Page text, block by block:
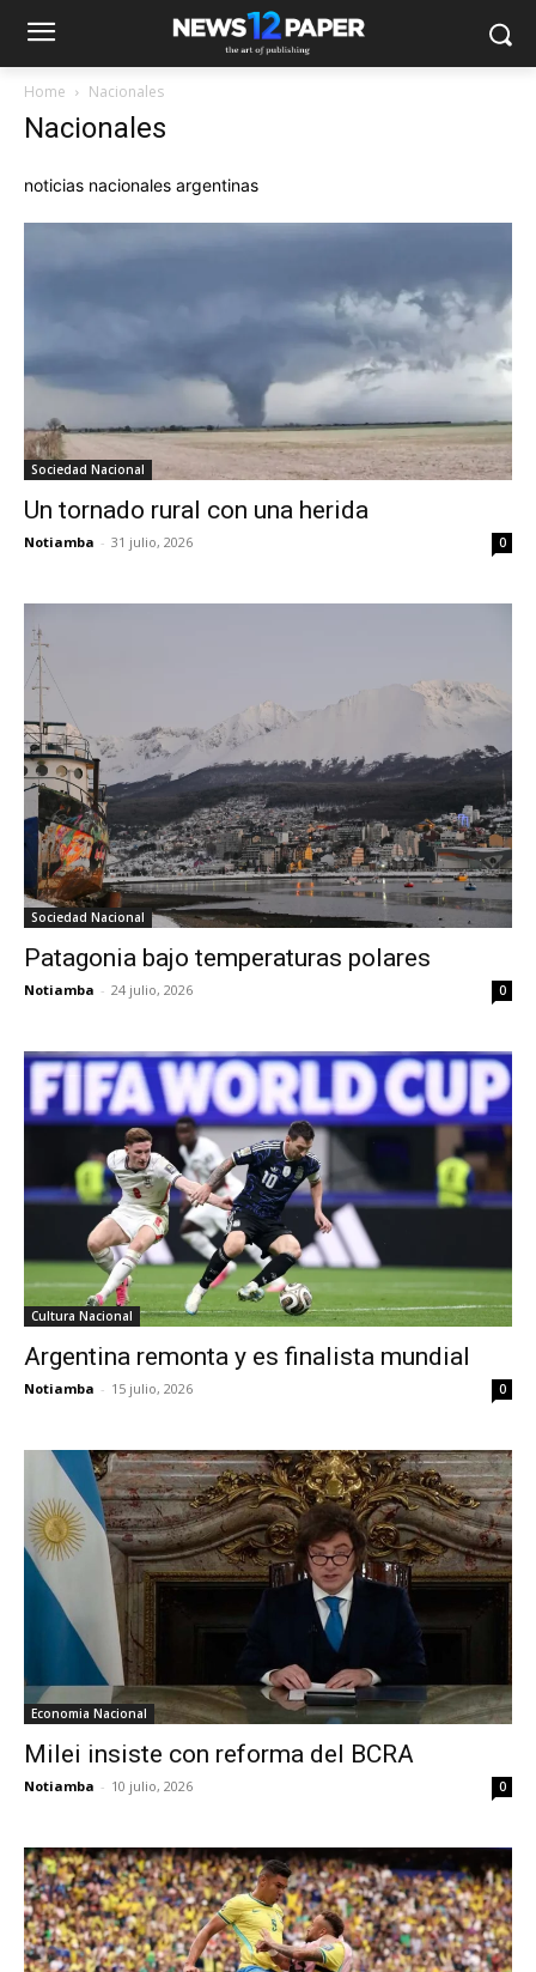
Home Nacionales
Nacionales
noticias nacionales argentinas
Sociedad Nacional
Un tornado rural con una herida
Notiamba - 31 julio, 2026 0
Sociedad Nacional
Patagonia bajo temperaturas polares
Notiamba - 24 julio, 2026 0
Cultura Nacional
Argentina remonta y es finalista mundial
Notiamba - 15 julio, 2026 0
Economia Nacional
Milei insiste con reforma del BCRA
Notiamba - 10 julio, 2026 0